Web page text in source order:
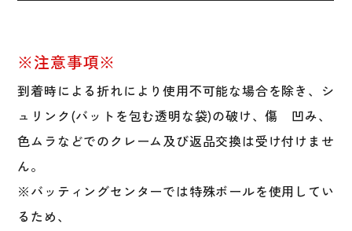
WBK5BBGT
個
※注意事項※
到着時による折れにより使用不可能な場合を除き、シ
ュリンク(バットを包む透明な袋)の破け、傷 凹み、
色ムラなどでのクレーム及び返品交換は受け付けませ
ん。
※バッティングセンターでは特殊ボールを使用してい
るため、